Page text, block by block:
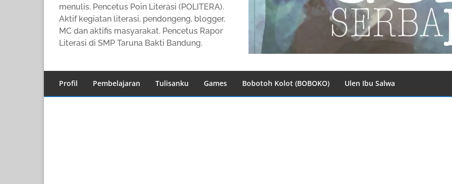
menulis. Pencetus Poin Literasi (POLITERA).
Aktif kegiatan literasi, pendongeng, blogger,
MC dan aktifis masyarakat. Pencetus Rapor
Literasi di SMP Taruna Bakti Bandung.
Profil Pembelajaran Tulisanku Games Bobotoh Kolot (BOBOKO) Ulen Ibu Salwa